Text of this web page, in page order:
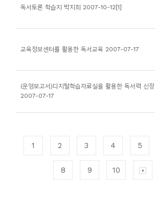
독서토론 학습지 박지희 2007-10-12[1]
교육정보센터를 활용한 독서교육 2007-07-17
(운영보고서)디지털학습자료실을 활용한 독서력 신장
2007-07-17
1 2 3 4 5
8 9 10